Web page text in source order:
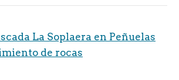
La Soplaera en Peñuelas
de rocas